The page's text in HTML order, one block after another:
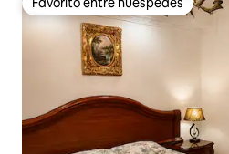
Favorito entre huéspedes